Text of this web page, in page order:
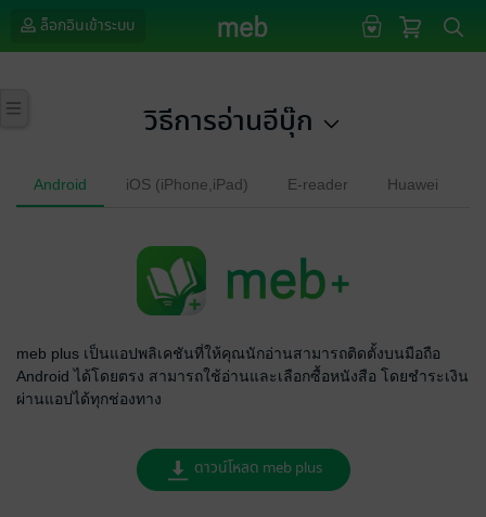
ล็อกอินเข้าระบบ
วิธีการอ่านอีบุ๊ก
Android iOS (iPhone,iPad) E-reader Huawei
meb plus เป็นแอปพลิเคชันที่ให้คุณนักอ่านสามารถติดตั้งบนมือถือ
Android ได้โดยตรง สามารถใช้อ่านและเลือกซื้อหนังสือ โดยชำระเงิน
ผ่านแอปได้ทุกช่องทาง
ดาวน์โหลด meb plus